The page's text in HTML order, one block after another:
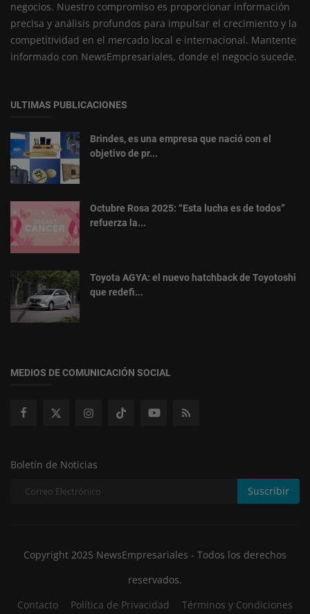
negocios. Nuestro compromiso es proporcionar información
precisa y análisis profundos para impulsar el crecimiento y la
competitividad en el mercado local e internacional. Mantente
informado con NewsEmpresariales, donde el negocio sucede.
ULTIMAS PUBLICACIONES
Brindes, es una empresa que nació con el
objetivo de pr...
Octubre Rosa 2025: “Esta lucha es de todos”
refuerza la...
Toyota AGYA: el nuevo hatchback de Toyotoshi
que redefi...
MEDIOS DE COMUNICACIÓN SOCIAL
Boletín de Noticias
Suscribir
Copyright 2025 NewsEmpresariales - Todos los derechos
reservados.
Contacto
Política de Privacidad Términos y Condiciones